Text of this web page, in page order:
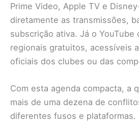
Prime Video, Apple TV e
diretamente as transmissões,
subscrição ativa. Já o YouTube
regionais gratuitos, acessíveis
oficiais dos clubes ou das
Com esta agenda compacta, a
mais de uma dezena de
diferentes fusos e plataformas.